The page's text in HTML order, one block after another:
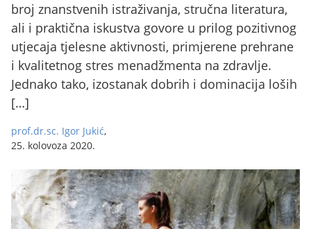
broj znanstvenih istraživanja, stručna literatura,
ali i praktična iskustva govore u prilog pozitivnog
utjecaja tjelesne aktivnosti, primjerene prehrane
i kvalitetnog stres menadžmenta na zdravlje.
Jednako tako, izostanak dobrih i dominacija loših
[…]
prof.dr.sc. Igor Jukić,
25. kolovoza 2020.